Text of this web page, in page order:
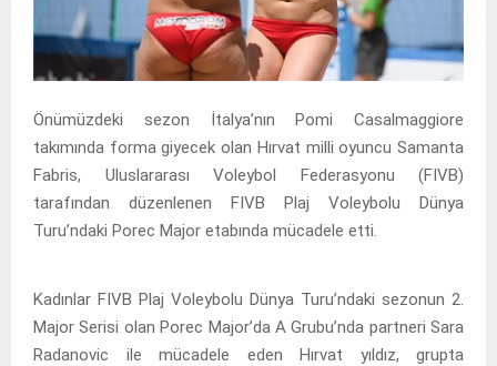
Önümüzdeki sezon İtalya’nın Pomi Casalmaggiore
takımında forma giyecek olan Hırvat milli oyuncu Samanta
Fabris, Uluslararası Voleybol Federasyonu (FIVB)
tarafından düzenlenen FIVB Plaj Voleybolu Dünya
Turu’ndaki Porec Major etabında mücadele etti.
Kadınlar FIVB Plaj Voleybolu Dünya Turu’ndaki sezonun 2.
Major Serisi olan Porec Major’da A Grubu’nda partneri Sara
Radanovic ile mücadele eden Hırvat yıldız, grupta